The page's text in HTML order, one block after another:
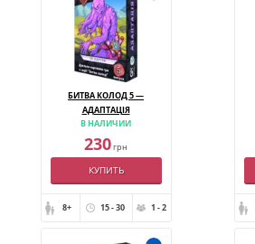
БИТВА КОЛОД 5 —
АДАПТАЦІЯ
В НАЛИЧИИ
230грн
КУПИТЬ
8+ 15 - 30 1 - 2